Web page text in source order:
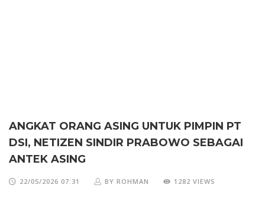
ANGKAT ORANG ASING UNTUK PIMPIN PT
DSI, NETIZEN SINDIR PRABOWO SEBAGAI
ANTEK ASING
22/05/2026 07:31 BY ROHMAN 1282 VIEWS